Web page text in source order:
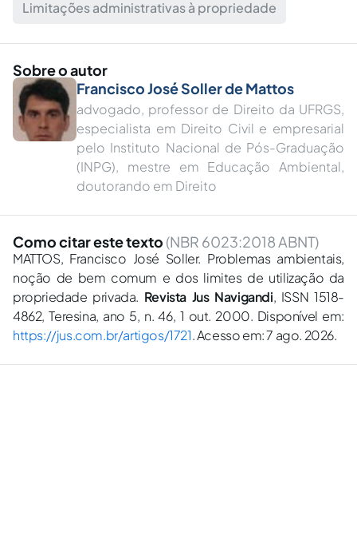
Limitações administrativas à propriedade
Sobre o autor
Francisco José Soller de Mattos
advogado, professor de Direito da UFRGS,
especialista em Direito Civil e empresarial
pelo Instituto Nacional de Pós-Graduação
(INPG), mestre em Educação Ambiental,
doutorando em Direito
Como citar este texto (NBR 6023:2018 ABNT)
MATTOS, Francisco José Soller. Problemas ambientais,
noção de bem comum e dos limites de utilização da
propriedade privada. Revista Jus Navigandi, ISSN 1518-
4862, Teresina, ano 5, n. 46, 1 out. 2000. Disponível em:
https://jus.com.br/artigos/1721. Acesso em: 7 ago. 2026.